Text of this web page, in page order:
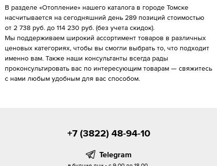
В разделе «Отопление» нашего каталога в городе Томске
насчитывается на сегодняшний день 289 позиций стоимостью
от 2 738 руб. до 114 230 руб. (без учета скидок).
Мы поддерживаем широкий ассортимент товаров в различных
ценовых категориях, чтобы вы смогли выбрать то, что подходит
именно вам. Также наши консультанты всегда рады
проконсультировать вас по интересующим товарам — свяжитесь
с нами любым удобным для вас способом.
+7 (3822) 48-94-10
Telegram